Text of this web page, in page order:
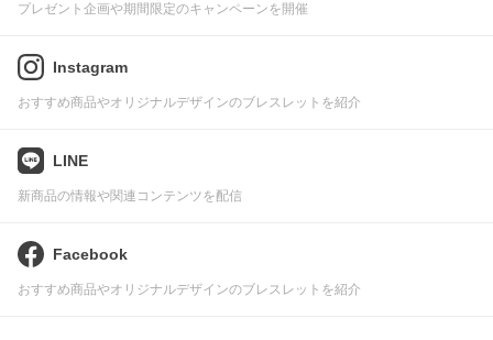
プレゼント企画や期間限定のキャンペーンを開催
Instagram
おすすめ商品やオリジナルデザインのブレスレットを紹介
LINE
新商品の情報や関連コンテンツを配信
Facebook
おすすめ商品やオリジナルデザインのブレスレットを紹介